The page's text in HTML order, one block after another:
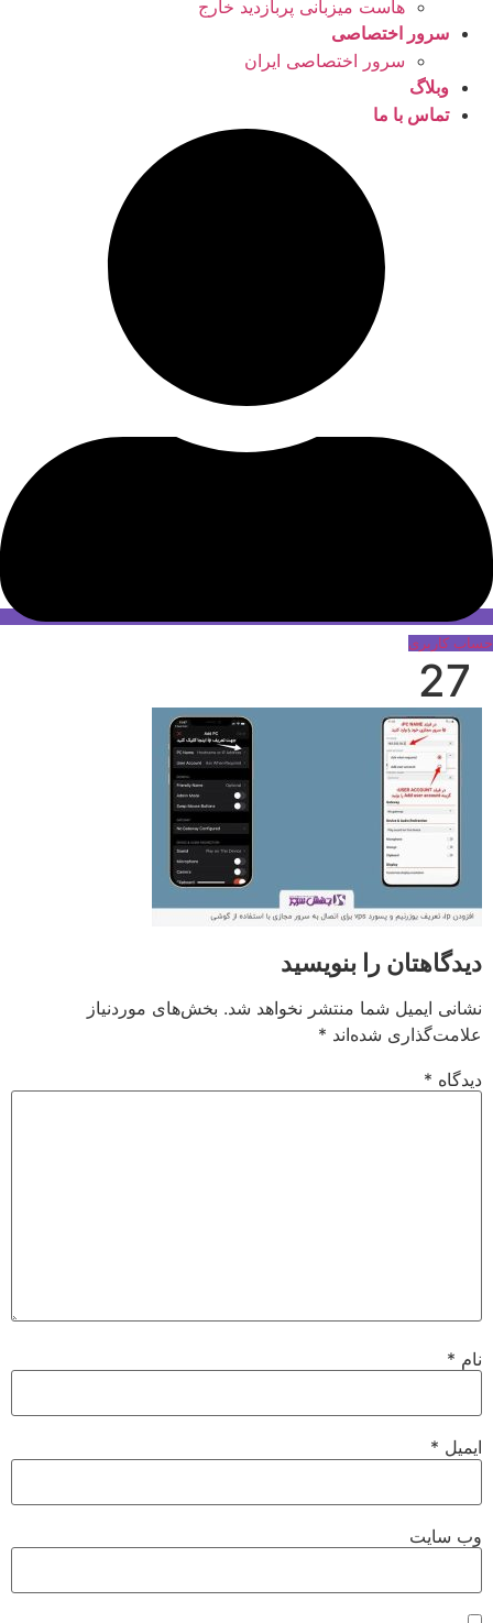
هاست میزبانی پربازدید خارج
سرور اختصاصی
سرور اختصاصی ایران
وبلاگ
تماس با ما
حساب کاربری
27
دیدگاهتان را بنویسید
نشانی ایمیل شما منتشر نخواهد شد. بخش‌های موردنیاز
علامت‌گذاری شده‌اند *
دیدگاه *
نام *
ایمیل *
وب‌ سایت